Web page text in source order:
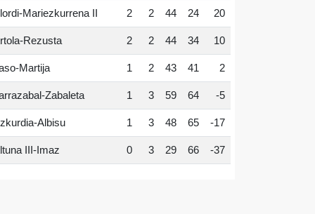
Mariezkurrena II 2 2 44 24 20
Rezusta 2 2 44 34 10
Martija 1 2 43 41 2
Zabaleta 1 3 59 64 -5
Albisu 1 3 48 65 -17
III-Imaz 0 3 29 66 -37